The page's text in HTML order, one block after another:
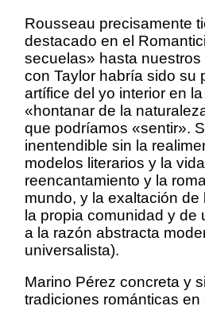
Rousseau precisamente
destacado en el
secuelas» hasta
con Taylor habría sido su
artífice del yo interior en
«hontanar de la
que podríamos «sentir».
inentendible sin la
modelos literarios y la
reencantamiento y la
mundo, y la exaltación de
la propia comunidad y de
a la razón abstracta
universalista).
Marino Pérez concreta y
tradiciones románticas